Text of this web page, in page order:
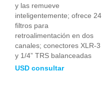
y las remueve
inteligentemente; ofrece 24
filtros para
retroalimentación en dos
canales; conectores XLR-3
y 1/4” TRS balanceadas
USD consultar